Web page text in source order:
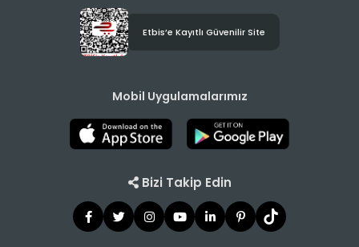
Etbis’e Kayıtlı Güvenilir Site
Mobil Uygulamalarımız
Bizi Takip Edin